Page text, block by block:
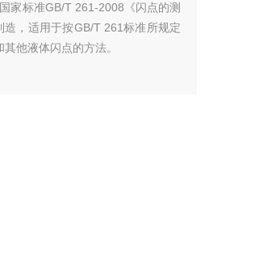
家标准GB/T 261-2008《闪点的测
，适用于按GB/T 261标准所规定
他液体闪点的方法。